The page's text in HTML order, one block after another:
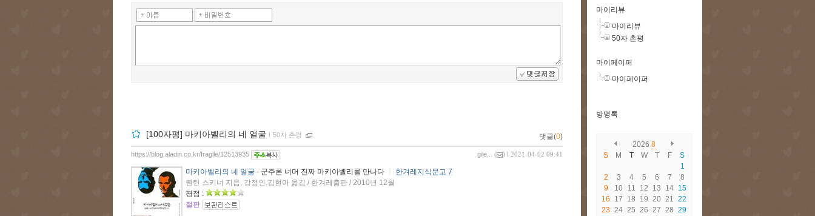
[100자평] 마키아벨리의 네 얼굴 ｌ 50자 촌평 댓글(0)
gile... ( ) l 2021-04-02 09:41
https://blog.aladin.co.kr/fragile/12513935
마키아벨리의 네 얼굴 - 군주론 너머 진짜 마키아벨리를 만나다
한겨레지식문고 7
퀜틴 스키너 지음, 강정인.김현아 옮김 / 한겨레출판 / 2010년 12월
평점 :
절판
마이리뷰
마이리뷰
50자 촌평
마이페이퍼
마이페이퍼
방명록
2026 8
S
M T W T F
S
1
2
3 4 5 6 7
8
9
10 11 12 13 14 15
16
17 18 19 20 21 22
23 24 25 26 27 28 29